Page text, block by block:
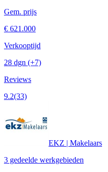
Gem. prijs
€ 621.000
Verkooptijd
28 dgn (+7)
Reviews
9.2(33)
EKZ | Makelaars
3 gedeelde werkgebieden